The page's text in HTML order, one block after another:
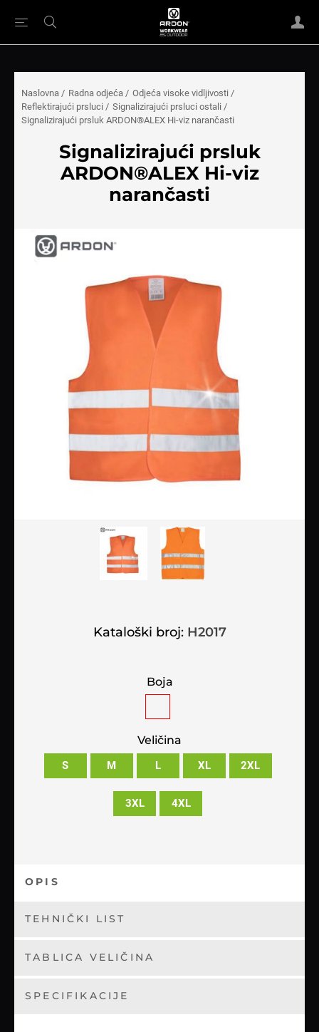
Naslovna / Radna odjeća / Odjeća visoke vidljivosti /
Reflektirajući prsluci / Signalizirajući prsluci ostali /
Signalizirajući prsluk ARDON®ALEX Hi-viz narančasti
Signalizirajući prsluk
ARDON®ALEX Hi-viz
narančasti
Kataloški broj: H2017
Boja
Veličina
S M L XL 2XL
3XL 4XL
OPIS
TEHNIČKI LIST
TABLICA VELIČINA
SPECIFIKACIJE